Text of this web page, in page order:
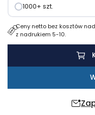
1000+ szt.
Ceny netto bez kosztów
z nadrukiem 5-10.